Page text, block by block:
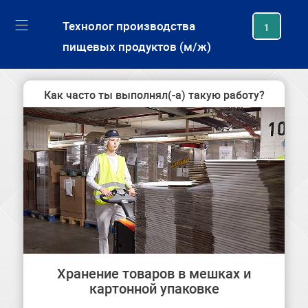
Технолог производства
пищевых продуктов (м/ж)
1
Как часто ты выполнял(-а) такую работу?
Хранение товаров в мешках и
картонной упаковке